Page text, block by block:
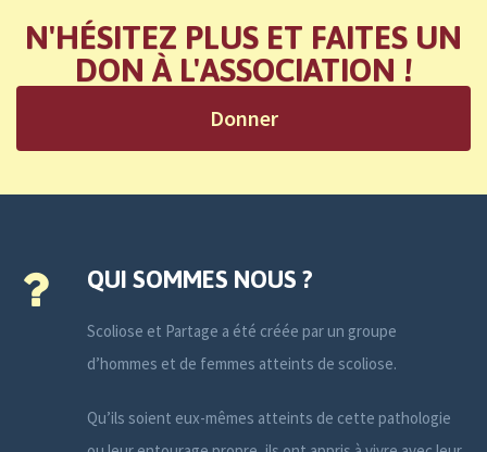
N'HÉSITEZ PLUS ET FAITES UN
DON À L'ASSOCIATION !
Donner
QUI SOMMES NOUS ?
Scoliose et Partage a été créée par un groupe
d’hommes et de femmes atteints de scoliose.
Qu’ils soient eux-mêmes atteints de cette pathologie